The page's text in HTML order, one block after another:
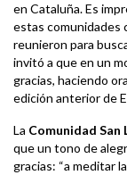
en Cataluña. Es
estas comunidades
reunieron para
invitó a que en un
gracias, haciendo
edición anterior de
La Comunidad San
que un tono de
gracias: “a meditar